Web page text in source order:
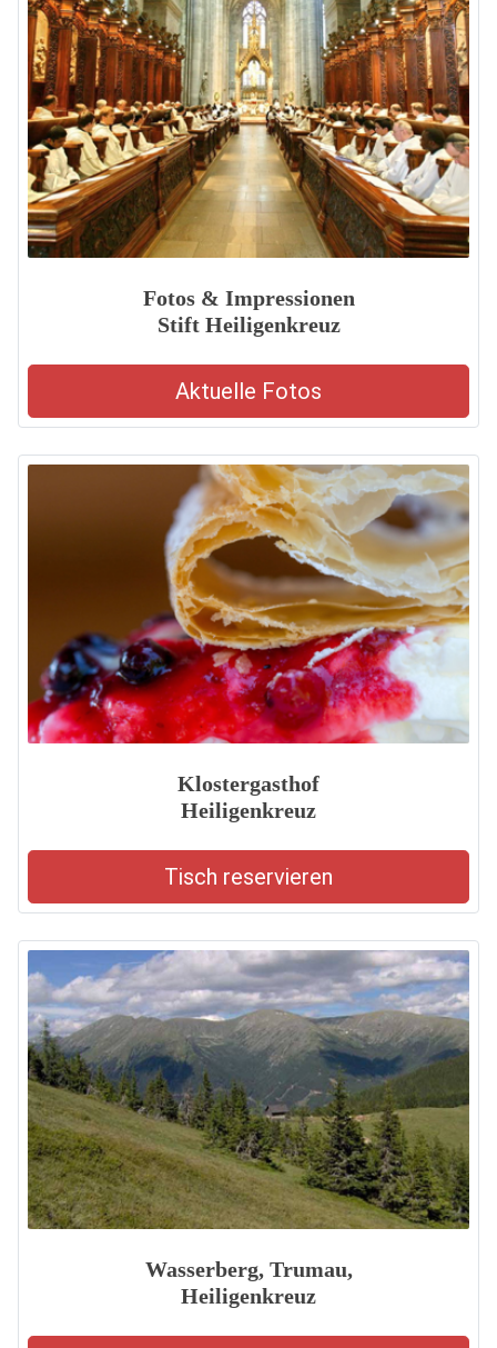
Fotos & Impressionen
Stift Heiligenkreuz
Aktuelle Fotos
Klostergasthof
Heiligenkreuz
Tisch reservieren
Wasserberg, Trumau,
Heiligenkreuz